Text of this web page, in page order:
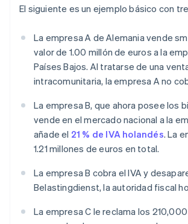
El siguiente es un ejemplo básico con
La empresa A de Alemania vende
valor de 1.00 millón de euros a la
Países Bajos. Al tratarse de una
intracomunitaria, la empresa A no
La empresa B, que ahora posee los
vende en el mercado nacional a la
añade el 21 % de IVA holandés. La
1.21 millones de euros en total.
La empresa B cobra el IVA y
Belastingdienst, la autoridad fiscal
La empresa C le reclama los